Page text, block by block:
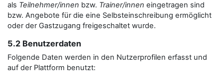
als Teilnehmer/innen bzw. Trainer/innen eingetragen sind
bzw. Angebote für die eine Selbsteinschreibung ermöglicht
oder der Gastzugang freigeschaltet wurde.
5.2 Benutzerdaten
Folgende Daten werden in den Nutzerprofilen erfasst und
auf der Plattform benutzt: